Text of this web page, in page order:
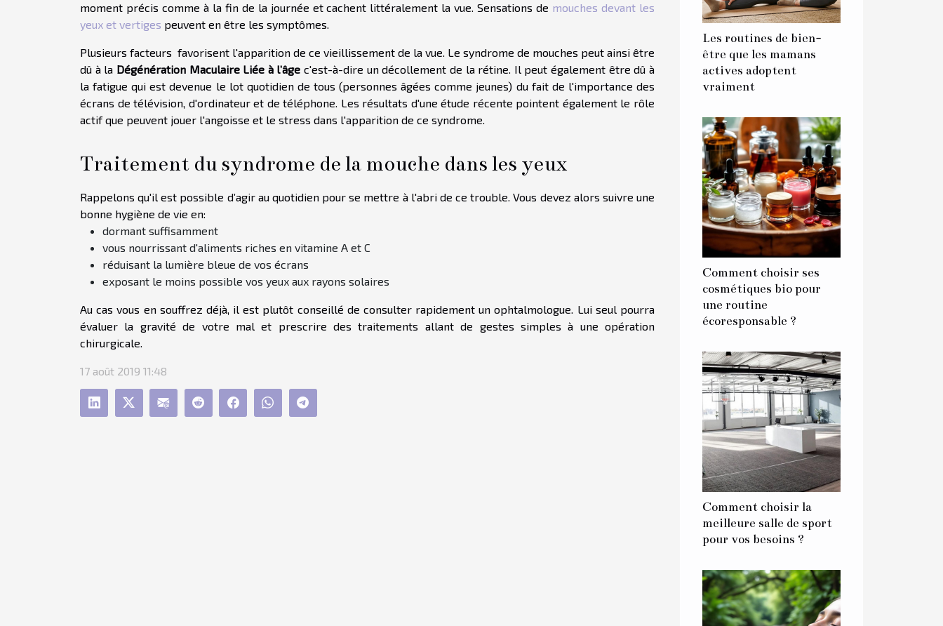
moment précis comme à la fin de la journée et cachent littéralement la vue. Sensations de mouches devant les
yeux et vertiges peuvent en être les symptômes.
Plusieurs facteurs favorisent l'apparition de ce vieillissement de la vue. Le syndrome de mouches peut ainsi être
dû à la Dégénération Maculaire Liée à l’âgec'est-à-dire un décollement de la rétine. Il peut également être dû à
la fatigue qui est devenue le lot quotidien de tous (personnes âgées comme jeunes) du fait de l'importance des
écrans de télévision, d'ordinateur et de téléphone. Les résultats d'une étude récente pointent également le rôle
actif que peuvent jouer l'angoisse et le stress dans l'apparition de ce syndrome.
Traitement du syndrome de la mouche dans les yeux
Rappelons qu'il est possible d’agir au quotidien pour se mettre à l'abri de ce trouble. Vous devez alors suivre une
bonne hygiène de vie en:
dormant suffisamment
vous nourrissant d'aliments riches en vitamine A et C
réduisant la lumière bleue de vos écrans
exposant le moins possible vos yeux aux rayons solaires
Au cas vous en souffrez déjà, il est plutôt conseillé de consulter rapidement un ophtalmologue. Lui seul pourra
évaluer la gravité de votre mal et prescrire des traitements allant de gestes simples à une opération
chirurgicale.
17 août 2019 11:48
Les routines de bien-
être que les mamans
actives adoptent
vraiment
Comment choisir ses
cosmétiques bio pour
une routine
écoresponsable ?
Comment choisir la
meilleure salle de sport
pour vos besoins ?